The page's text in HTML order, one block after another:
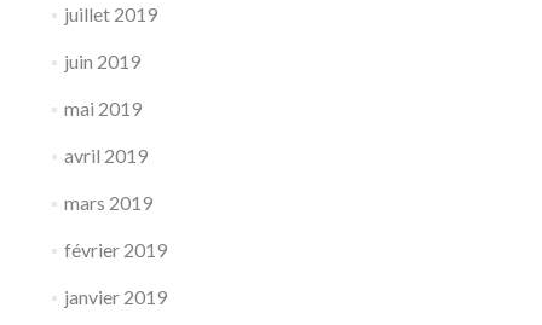
juillet 2019
juin 2019
mai 2019
avril 2019
mars 2019
février 2019
janvier 2019